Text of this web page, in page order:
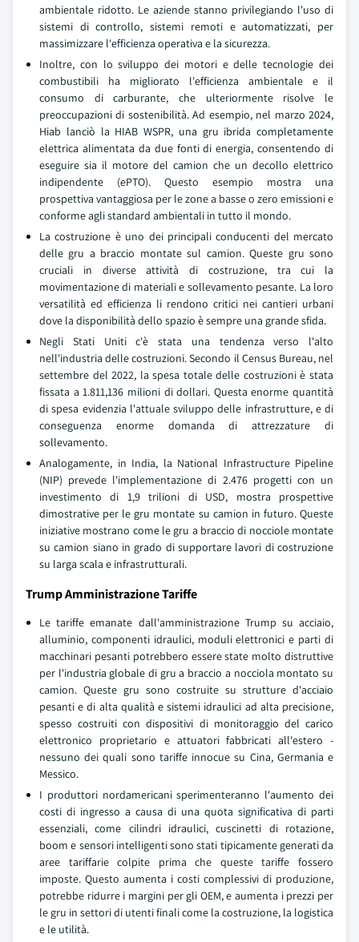
ambientale ridotto. Le aziende stanno privilegiando l'uso di
sistemi di controllo, sistemi remoti e automatizzati, per
massimizzare l'efficienza operativa e la sicurezza.
Inoltre, con lo sviluppo dei motori e delle tecnologie dei
combustibili ha migliorato l'efficienza ambientale e il
consumo di carburante, che ulteriormente risolve le
preoccupazioni di sostenibilità. Ad esempio, nel marzo 2024,
Hiab lanciò la HIAB WSPR, una gru ibrida completamente
elettrica alimentata da due fonti di energia, consentendo di
eseguire sia il motore del camion che un decollo elettrico
indipendente (ePTO). Questo esempio mostra una
prospettiva vantaggiosa per le zone a basse o zero emissioni e
conforme agli standard ambientali in tutto il mondo.
La costruzione è uno dei principali conducenti del mercato
delle gru a braccio montate sul camion. Queste gru sono
cruciali in diverse attività di costruzione, tra cui la
movimentazione di materiali e sollevamento pesante. La loro
versatilità ed efficienza li rendono critici nei cantieri urbani
dove la disponibilità dello spazio è sempre una grande sfida.
Negli Stati Uniti c'è stata una tendenza verso l'alto
nell'industria delle costruzioni. Secondo il Census Bureau, nel
settembre del 2022, la spesa totale delle costruzioni è stata
fissata a 1.811,136 milioni di dollari. Questa enorme quantità
di spesa evidenzia l'attuale sviluppo delle infrastrutture, e di
conseguenza enorme domanda di attrezzature di
sollevamento.
Analogamente, in India, la National Infrastructure Pipeline
(NIP) prevede l'implementazione di 2.476 progetti con un
investimento di 1,9 trilioni di USD, mostra prospettive
dimostrative per le gru montate su camion in futuro. Queste
iniziative mostrano come le gru a braccio di nocciole montate
su camion siano in grado di supportare lavori di costruzione
su larga scala e infrastrutturali.
Trump Amministrazione Tariffe
Le tariffe emanate dall'amministrazione Trump su acciaio,
alluminio, componenti idraulici, moduli elettronici e parti di
macchinari pesanti potrebbero essere state molto distruttive
per l'industria globale di gru a braccio a nocciola montato su
camion. Queste gru sono costruite su strutture d'acciaio
pesanti e di alta qualità e sistemi idraulici ad alta precisione,
spesso costruiti con dispositivi di monitoraggio del carico
elettronico proprietario e attuatori fabbricati all'estero -
nessuno dei quali sono tariffe innocue su Cina, Germania e
Messico.
I produttori nordamericani sperimenteranno l'aumento dei
costi di ingresso a causa di una quota significativa di parti
essenziali, come cilindri idraulici, cuscinetti di rotazione,
boom e sensori intelligenti sono stati tipicamente generati da
aree tariffarie colpite prima che queste tariffe fossero
imposte. Questo aumenta i costi complessivi di produzione,
potrebbe ridurre i margini per gli OEM, e aumenta i prezzi per
le gru in settori di utenti finali come la costruzione, la logistica
e le utilità.